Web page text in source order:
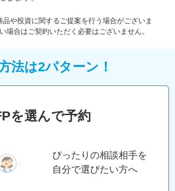
や投資に関するご提案を行う場合がございま
場合はご契約いただく必要はございません。
法は2パターン！
を選んで予約
ぴったりの相談相手を
自分で選びたい方へ